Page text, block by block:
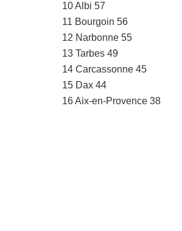
10 Albi 57
11 Bourgoin 56
12 Narbonne 55
13 Tarbes 49
14 Carcassonne 45
15 Dax 44
16 Aix-en-Provence 38